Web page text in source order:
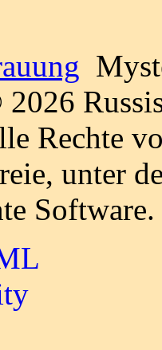
Rechte
unter
Software.